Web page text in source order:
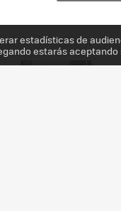
estadísticas de
estarás aceptando